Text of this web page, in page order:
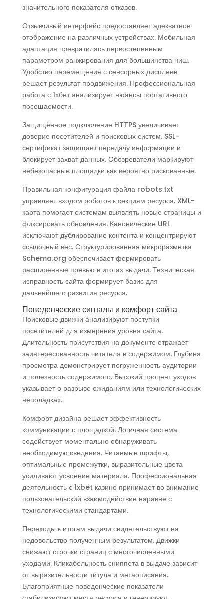
значительного показателя отказов.
Отзывчивый интерфейс предоставляет адекватное
отображение на различных устройствах. Мобильная
адаптация превратилась первостепенным
параметром ранжирования для большинства ниш.
Удобство перемещения с сенсорных дисплеев
решает результат продвижения. Профессиональная
работа с 1хбет анализирует нюансы портативного
посещаемости.
Защищённое подключение HTTPS увеличивает
доверие посетителей и поисковых систем. SSL-
сертификат защищает передачу информации и
блокирует захват данных. Обозреватели маркируют
небезопасные площадки как вероятно рискованные.
Правильная конфигурация файла robots.txt
управляет входом роботов к секциям ресурса. XML-
карта помогает системам выявлять новые страницы и
фиксировать обновления. Канонические URL
исключают дублирование контента и концентрируют
ссылочный вес. Структурированная микроразметка
Schema.org обеспечивает формировать
расширенные превью в итогах выдачи. Техническая
исправность сайта формирует базис для
дальнейшего развития ресурса.
Поведенческие сигналы и комфорт сайта
Поисковые движки анализируют поступки
посетителей для измерения уровня сайта.
Длительность присутствия на документе отражает
заинтересованность читателя в содержимом. Глубина
просмотра демонстрирует погруженность аудитории
и полезность содержимого. Высокий процент уходов
указывает о разрыве ожиданиям или технологических
неполадках.
Комфорт дизайна решает эффективность
коммуникации с площадкой. Логичная система
содействует моментально обнаруживать
необходимую сведения. Читаемые шрифты,
оптимальные промежутки, выразительные цвета
усиливают усвоение материала. Профессиональная
деятельность с 1xbet казино принимает во внимание
пользовательский взаимодействие наравне с
технологическими стандартами.
Переходы к итогам выдачи свидетельствуют на
недовольство полученным результатом. Движки
снижают строчки страниц с многочисленными
уходами. Кликабельность сниппета в выдаче зависит
от выразительности титула и метаописания.
Благоприятные поведенческие показатели